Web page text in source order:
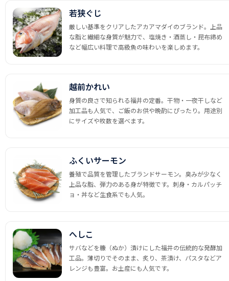
若狭ぐじ
厳しい基準をクリアしたアカアマダイのブランド。上品
な脂と繊細な身質が魅力で、塩焼き・酒蒸し・昆布締め
など幅広い料理で高級魚の味わいを楽しめます。
越前かれい
身質の良さで知られる福井の定番。干物・一夜干しなど
加工品も人気で、ご飯のお供や晩酌にぴったり。用途別
にサイズや枚数を選べます。
ふくいサーモン
養殖で品質を管理したブランドサーモン。臭みが少なく
上品な脂、弾力のある身が特徴です。刺身・カルパッチ
ョ・丼など生食系でも人気。
へしこ
サバなどを糠（ぬか）漬けにした福井の伝統的な発酵加
工品。薄切りでそのまま、炙り、茶漬け、パスタなどア
レンジも豊富。お土産にも人気です。